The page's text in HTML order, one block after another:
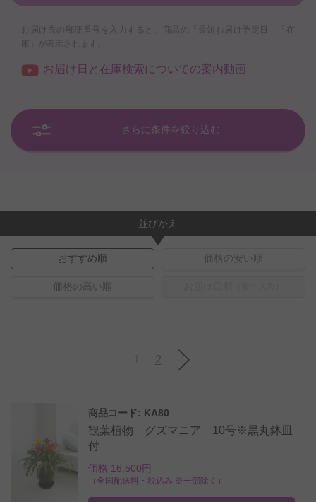
お届け先の郵便番号を入力すると、商品の「最短お届け予定日」「在
庫」が表示されます。
お届け日と在庫検索についての案内動画
さらに条件を絞り込む
並びかえ
おすすめ順 価格の安い順
価格の高い順
2
商品コード: KA80
観葉植物 グズマニア 10号※黒丸鉢皿
付
価格 16,500円
（全国配送料・税込み ※一部除く）